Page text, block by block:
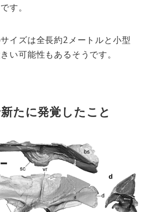
す。
イズは全長約2メートルと小型
い可能性もあるそうです。
たに発覚したこと